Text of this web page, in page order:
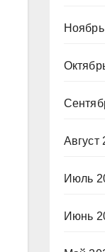
Август
Июль
Июнь